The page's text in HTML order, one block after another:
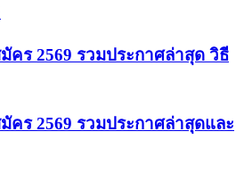
คร 2569 รวมประกาศล่าสุด วิธี
คร 2569 รวมประกาศล่าสุดและ